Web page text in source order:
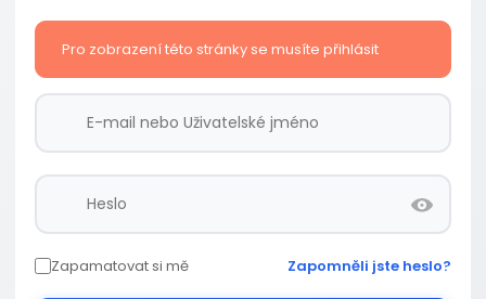
Pro zobrazení této stránky se musíte přihlásit
Zapamatovat si mě Zapomněli jste heslo?